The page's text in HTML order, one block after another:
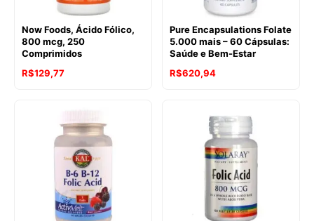
Now Foods, Ácido Fólico,
800 mcg, 250
Comprimidos
R$129,77
Pure Encapsulations Folate
5.000 mais – 60 Cápsulas:
Saúde e Bem-Estar
R$620,94